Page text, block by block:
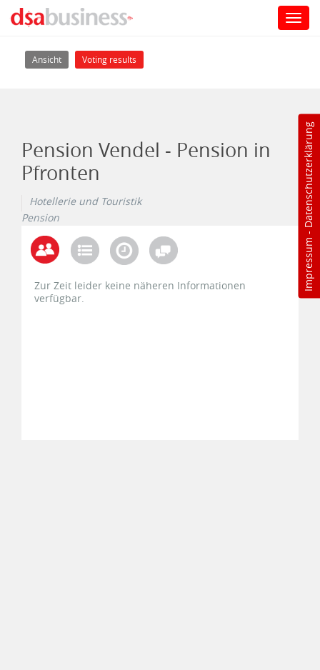
Impressum
-
Datenschutzerklärung
Haupt-Reiter
Ansicht (aktiver Reiter)
Voting results
Pension Vendel - Pension in
Pfronten
Hotellerie und Touristik
Pension
Zur Zeit leider keine näheren Informationen
verfügbar.